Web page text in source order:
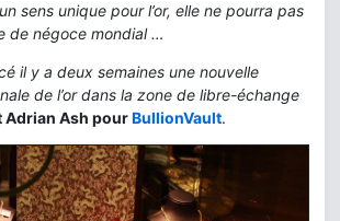
sens unique pour l’or, elle ne pourra pas
de négoce mondial …
il y a deux semaines une nouvelle
de l’or dans la zone de libre-échange
Adrian Ash pourBullionVault.